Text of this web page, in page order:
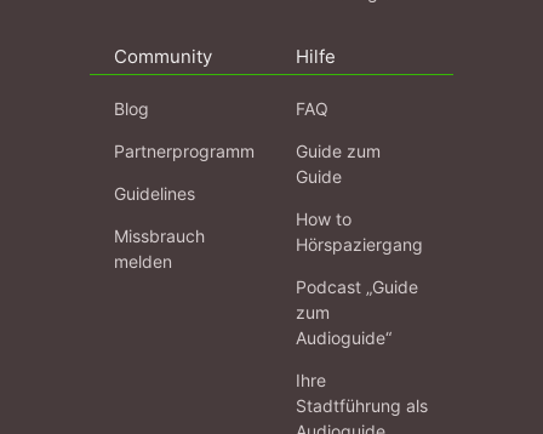
Community
Blog
Partnerprogramm
Guidelines
Missbrauch
melden
Hilfe
FAQ
Guide zum
Guide
How to
Hörspaziergang
Podcast „Guide
zum
Audioguide“
Ihre
Stadtführung als